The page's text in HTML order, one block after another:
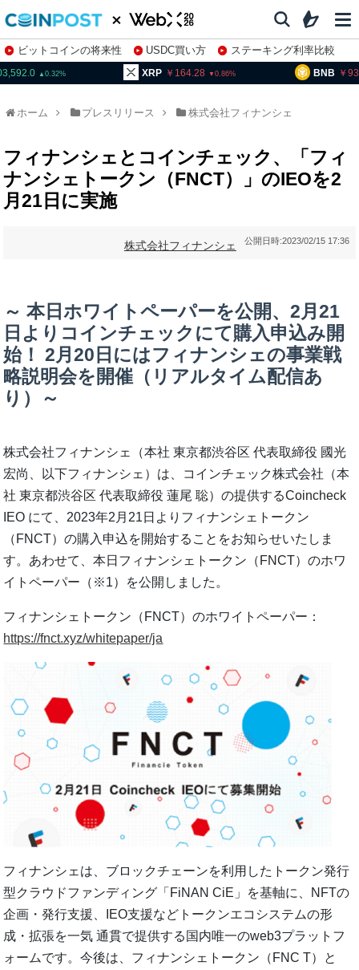
ビットコインの将来性 USDC買い方
ステーキング利率比較
株特集・関連銘柄
0.32 XRP 164.28 0.86 BNB
ホーム プレスリリース 株式会社フィナンシェ
フィナンシェとコインチェック、「フィ
ナンシェトークン（FNCT）」のIEOを2
月21日に実施
公開日時:2023/02/15 17:36
株式会社フィナンシェ
～ 本日ホワイトペーパーを公開、2月21
日よりコインチェックにて購入申込み開
始！ 2月20日にはフィナンシェの事業戦
略説明会を開催（リアルタイム配信あ
り）～
株式会社フィナンシェ（本社 東京都渋谷区 代表取締役 國光
宏尚、以下フィナンシェ）は、コインチェック株式会社（本
社 東京都渋谷区 代表取締役 蓮尾 聡）の提供するCoincheck
IEO にて、2023年2月21日よりフィナンシェトークン
（FNCT）の購入申込を開始することをお知らせいたしま
す。あわせて、本日フィナンシェトークン（FNCT）のホワ
イトペーパー（※1）を公開しました。
フィナンシェトークン（FNCT）のホワイトペーパー：
https://fnct.xyz/whitepaper/ja
フィナンシェは、ブロックチェーンを利用したトークン発行
型クラウドファンディング「FiNAN CiE」を基軸に、NFTの
企画・発行支援、IEO支援などトークンエコシステムの形
成・拡張を一気 通貫で提供する国内唯一のweb3プラットフ
ォームです。今後は、フィナンシェトークン（FNC T）と